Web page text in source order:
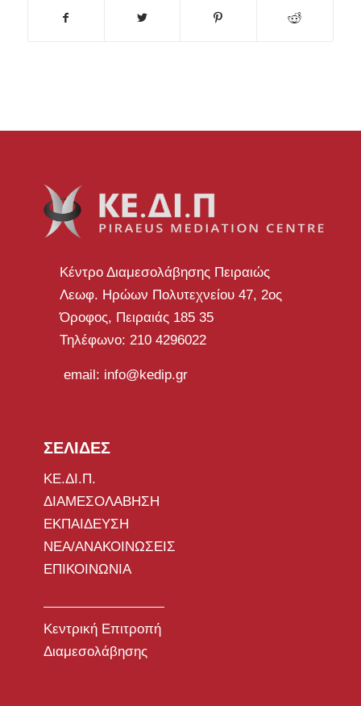
Κέντρο Διαμεσολάβησης Πειραιώς
Λεωφ. Ηρώων Πολυτεχνείου 47, 2ος
Όροφος, Πειραιάς 185 35
Τηλέφωνο: 210 4296022
email: info@kedip.gr
ΣΕΛΙΔΕΣ
ΚΕ.ΔΙ.Π.
ΔΙΑΜΕΣΟΛΑΒΗΣΗ
ΕΚΠΑΙΔΕΥΣΗ
ΝΕΑ/ΑΝΑΚΟΙΝΩΣΕΙΣ
ΕΠΙΚΟΙΝΩΝΙΑ
Κεντρική Επιτροπή
Διαμεσολάβησης